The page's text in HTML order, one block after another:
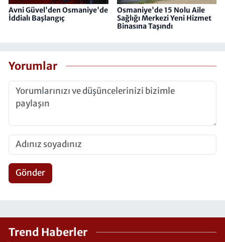
Avni Güvel'den Osmaniye'de
İddialı Başlangıç
Osmaniye'de 15 Nolu Aile
Sağlığı Merkezi Yeni Hizmet
Binasına Taşındı
Yorumlar
Gönder
Trend Haberler